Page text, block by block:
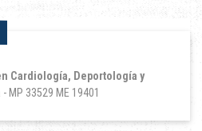
Cardiología, Deportología y
- MP 33529 ME 19401